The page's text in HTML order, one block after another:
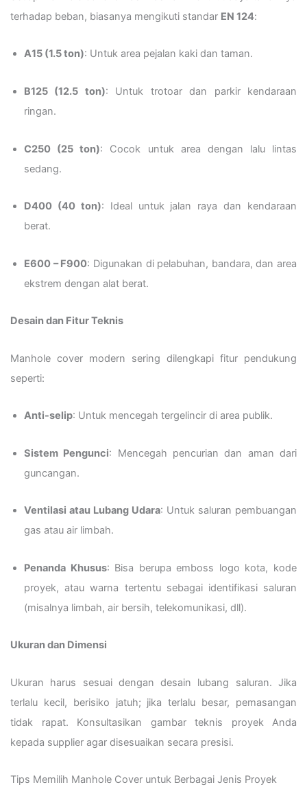
terhadap beban, biasanya mengikuti standar EN 124:
A15 (1.5 ton): Untuk area pejalan kaki dan taman.
B125 (12.5 ton): Untuk trotoar dan parkir kendaraan
ringan.
C250 (25 ton): Cocok untuk area dengan lalu lintas
sedang.
D400 (40 ton): Ideal untuk jalan raya dan kendaraan
berat.
E600 – F900: Digunakan di pelabuhan, bandara, dan area
ekstrem dengan alat berat.
Desain dan Fitur Teknis
Manhole cover modern sering dilengkapi fitur pendukung
seperti:
Anti-selip: Untuk mencegah tergelincir di area publik.
Sistem Pengunci: Mencegah pencurian dan aman dari
guncangan.
Ventilasi atau Lubang Udara: Untuk saluran pembuangan
gas atau air limbah.
Penanda Khusus: Bisa berupa emboss logo kota, kode
proyek, atau warna tertentu sebagai identifikasi saluran
(misalnya limbah, air bersih, telekomunikasi, dll).
Ukuran dan Dimensi
Ukuran harus sesuai dengan desain lubang saluran. Jika
terlalu kecil, berisiko jatuh; jika terlalu besar, pemasangan
tidak rapat. Konsultasikan gambar teknis proyek Anda
kepada supplier agar disesuaikan secara presisi.
Tips Memilih Manhole Cover untuk Berbagai Jenis Proyek